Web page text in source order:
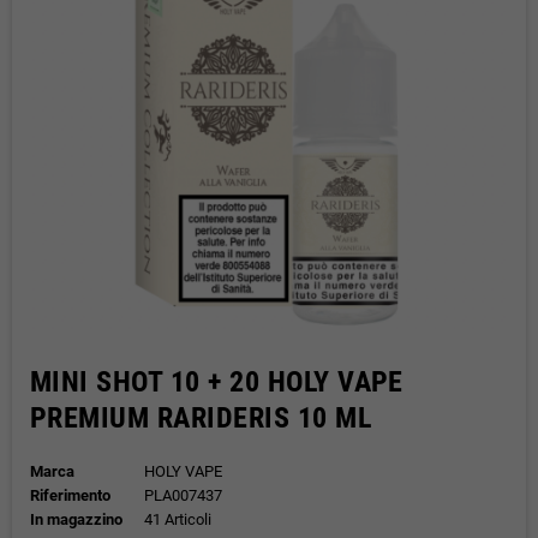
MINI SHOT 10 + 20 HOLY VAPE
PREMIUM RARIDERIS 10 ML
Marca
HOLY VAPE
Riferimento
PLA007437
In magazzino
41 Articoli